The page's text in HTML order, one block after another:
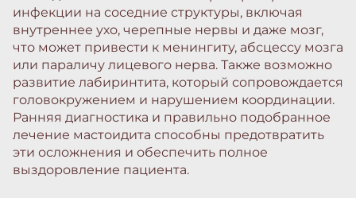
инфекции на соседние структуры, включая
внутреннее ухо, черепные нервы и даже мозг,
что может привести к менингиту, абсцессу мозга
или параличу лицевого нерва. Также возможно
развитие лабиринтита, который сопровождается
головокружением и нарушением координации.
Ранняя диагностика и правильно подобранное
лечение мастоидита способны предотвратить
эти осложнения и обеспечить полное
выздоровление пациента.